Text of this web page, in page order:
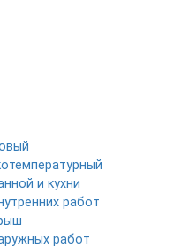
и кухни
работ
работ